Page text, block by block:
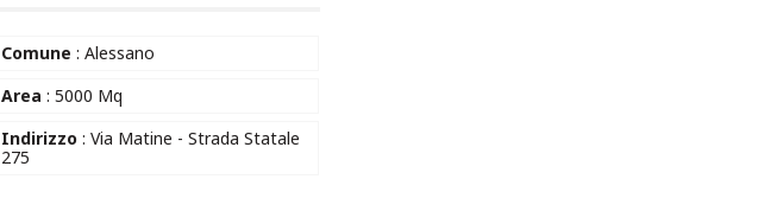
Comune : Alessano
Area : 5000 Mq
Indirizzo: Via Matine - Strada Statale
275